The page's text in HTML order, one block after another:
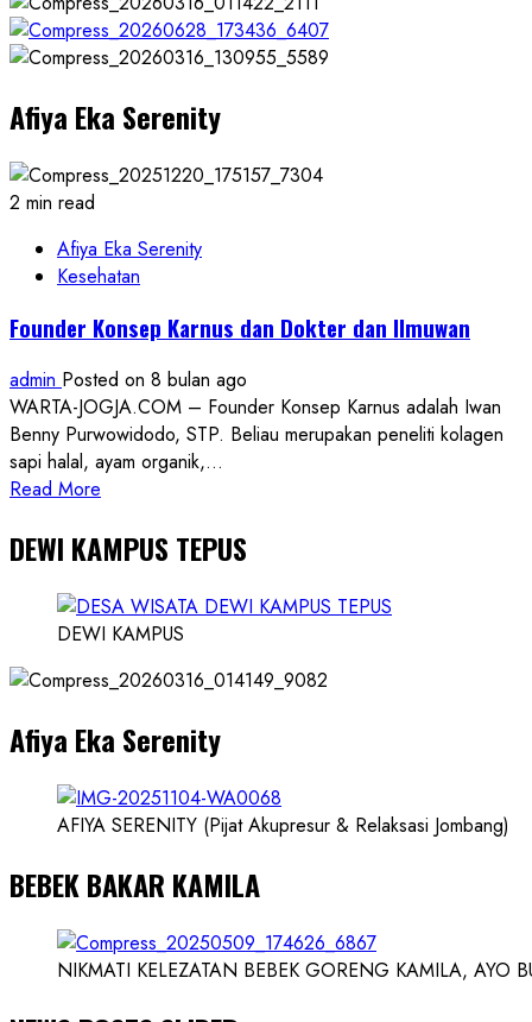
Afiya Eka Serenity
2 min read
Afiya Eka Serenity
Kesehatan
Founder Konsep Karnus dan Dokter dan Ilmuwan
admin Posted on 8 bulan ago
WARTA-JOGJA.COM – Founder Konsep Karnus adalah Iwan
Benny Purwowidodo, STP. Beliau merupakan peneliti kolagen
sapi halal, ayam organik,...
Read More
about
Founder
Konsep
Karnus
Dokter
Ilmuwan
DEWI KAMPUS TEPUS
DEWI KAMPUS
Afiya Eka Serenity
AFIYA SERENITY (Pijat Akupresur & Relaksasi Jombang)
BEBEK BAKAR KAMILA
NIKMATI KELEZATAN BEBEK GORENG KAMILA, AYO